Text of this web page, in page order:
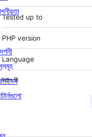
Tested up to
PHP version
Language
ট্যাগটি